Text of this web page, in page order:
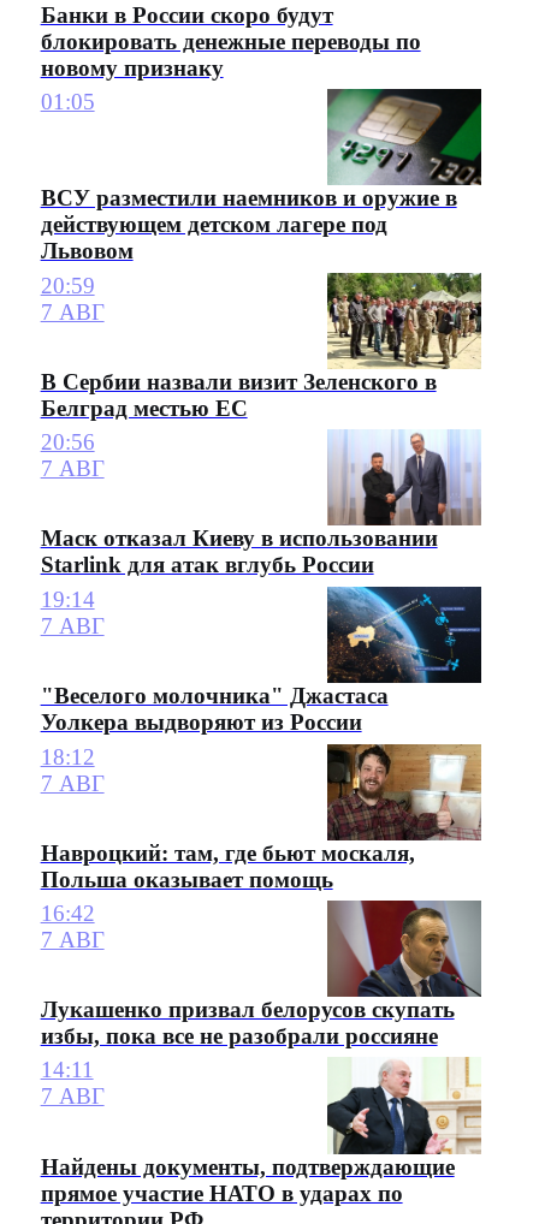
Банки в России скоро будут
блокировать денежные переводы по
новому признаку
01:05
ВСУ разместили наемников и оружие в
действующем детском лагере под
Львовом
20:59
7 АВГ
В Сербии назвали визит Зеленского в
Белград местью ЕС
20:56
7 АВГ
Маск отказал Киеву в использовании
Starlink для атак вглубь России
19:14
7 АВГ
"Веселого молочника" Джастаса
Уолкера выдворяют из России
18:12
7 АВГ
Навроцкий: там, где бьют москаля,
Польша оказывает помощь
16:42
7 АВГ
Лукашенко призвал белорусов скупать
избы, пока все не разобрали россияне
14:11
7 АВГ
Найдены документы, подтверждающие
прямое участие НАТО в ударах по